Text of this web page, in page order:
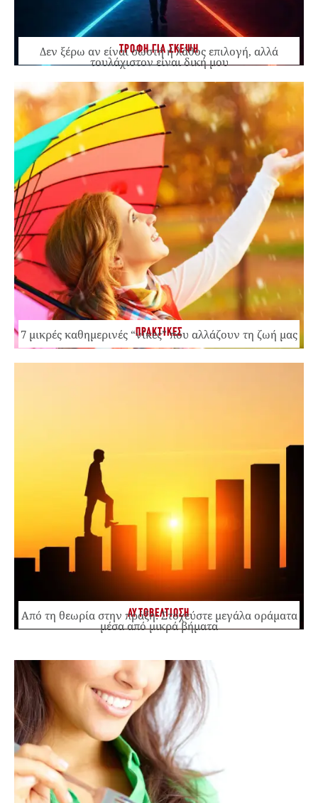
ΤΡΟΦΗ ΓΙΑ ΣΚΕΨΗ
Δεν ξέρω αν είναι σωστή ή λάθος επιλογή, αλλά
τουλάχιστον είναι δική μου
ΠΡΑΚΤΙΚΕΣ
7 μικρές καθημερινές “νίκες” που αλλάζουν τη ζωή μας
ΑΥΤΟΒΕΛΤΙΩΣΗ
Από τη θεωρία στην πράξη: Στοχεύστε μεγάλα οράματα
μέσα από μικρά βήματα